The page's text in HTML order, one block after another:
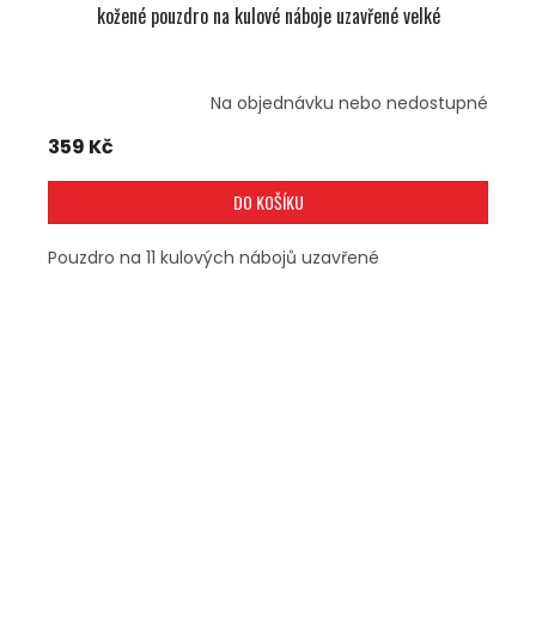
kožené pouzdro na kulové náboje uzavřené velké
Na objednávku nebo nedostupné
359 Kč
DO KOŠÍKU
Pouzdro na 11 kulových nábojů uzavřené